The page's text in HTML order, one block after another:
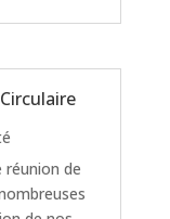
réunion de